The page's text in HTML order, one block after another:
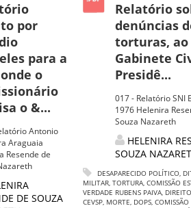
por
para a
o
o &...
Antonio
Araguaia
Resende de
DE SOUZA
Relatório
denúncias
torturas, ao
Gabinete
Presidê...
017 - Relatório SNI
1976 Helenira
Souza Nazareth
HELENIRA
SOUZA
DESAPARECIDO POLÍTICO,
MILITAR, TORTURA, COMISSÃO
VERDADE RUBENS PAIVA,
CEVSP, MORTE, DOPS, COMISSÃO